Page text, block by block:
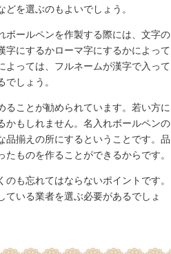
を選ぶのもよいでしょう。
ボールペンを作製する際には、文字の
にするかローマ字にするかによって
よっては、フルネームが漢字で入って
しょう。
ことが勧められています。若い方に
かもしれません。名入れボールペンの
揃えの所にするということです。品
ものを作ることができるからです。
も忘れてはならないポイントです。
いる業者を選ぶ必要があるでしょ